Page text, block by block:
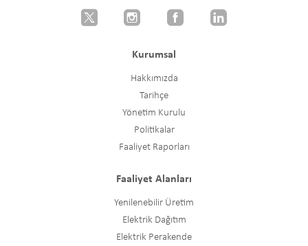
Kurumsal
Hakkımızda
Tarihçe
Yönetim Kurulu
Politikalar
Faaliyet Raporları
Faaliyet Alanları
Yenilenebilir Üretim
Elektrik Dağıtım
Elektrik Perakende